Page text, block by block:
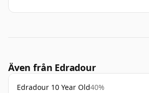
Även från Edradour
Edradour 10 Year Old40%